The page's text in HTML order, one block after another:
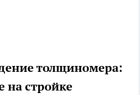
толщиномера:
на стройке